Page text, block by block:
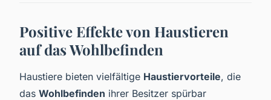
Positive Effekte von Haustieren
auf das Wohlbefinden
Haustiere bieten vielfältige Haustiervorteile, die
das Wohlbefinden ihrer Besitzer spürbar